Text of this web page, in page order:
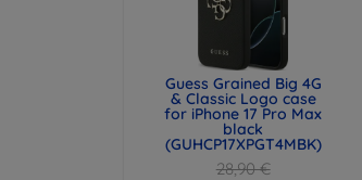
Guess Grained Big 4G
& Classic Logo case
for iPhone 17 Pro Max
black
(GUHCP17XPGT4MBK)
28,90 €